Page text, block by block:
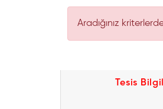
Aradığınız
Tesis